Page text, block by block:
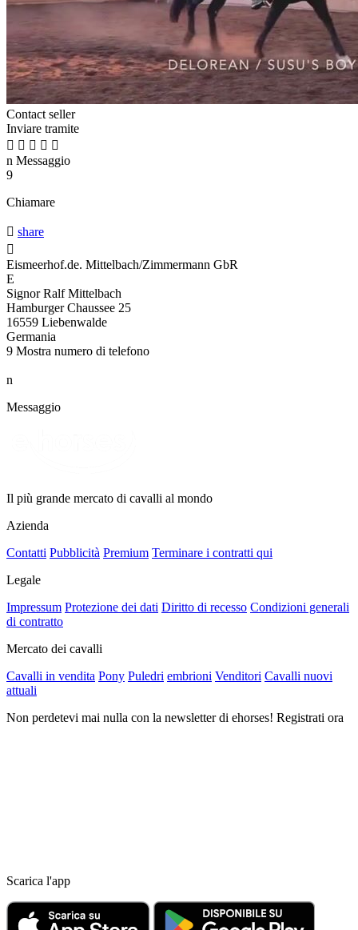
Contact seller
Inviare tramite
    
n Messaggio
9
Chiamare
 share

Eismeerhof.de. Mittelbach/Zimmermann GbR
E
Signor Ralf Mittelbach
Hamburger Chaussee 25
16559 Liebenwalde
Germania
9 Mostra numero di telefono
n
Messaggio
Il più grande mercato di cavalli al mondo
Azienda
Contatti Pubblicità Premium Terminare i contratti qui
Legale
Impressum Protezione dei dati Diritto di recesso Condizioni generali
di contratto
Mercato dei cavalli
Cavalli in vendita Pony Puledri embrioni Venditori Cavalli nuovi
attuali
Non perdetevi mai nulla con la newsletter di ehorses! Registrati ora
Scarica l'app